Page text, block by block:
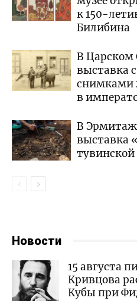
к 150-
Билибина
В Царском
выставка
снимками
в
В
выставка
Новости
15 августа
Кривцова
Кубы при